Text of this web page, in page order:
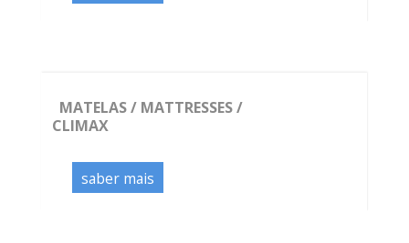
MATELAS / MATTRESSES /
CLIMAX
saber mais